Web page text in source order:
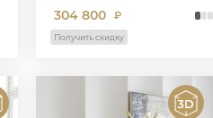
304 800 ₽
Получить скидку